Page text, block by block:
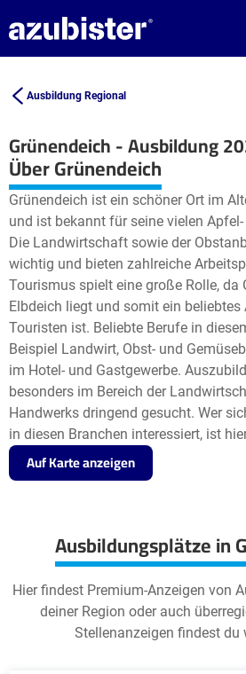
Ausbildung Regional
Grünendeich - Ausbildung
+
−
Leaflet|
Über Grünendeich
Grünendeich ist ein schöner Ort im
und ist bekannt für seine vielen
Die Landwirtschaft sowie der
wichtig und bieten zahlreiche
Tourismus spielt eine große Rolle, da
Elbdeich liegt und somit ein
Touristen ist. Beliebte Berufe in
Beispiel Landwirt, Obst- und
im Hotel- und Gastgewerbe.
besonders im Bereich der
Handwerks dringend gesucht. Wer
in diesen Branchen interessiert, ist
Auf Karte anzeigen
Ausbildungsplätze in
Hier findest Premium-Anzeigen von
deiner Region oder auch
Stellenanzeigen findest du